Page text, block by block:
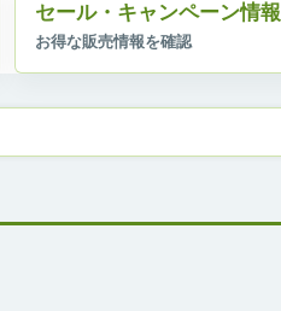
セール・キャンペーン情報